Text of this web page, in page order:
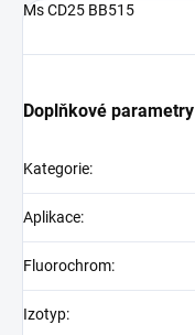
Ms CD25 BB515
Doplňkové parametry
Kategorie:
Aplikace:
Fluorochrom:
Izotyp: